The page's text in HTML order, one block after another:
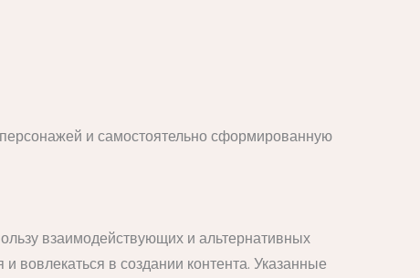
и самостоятельно сформированную
взаимодействующих и альтернативных
вовлекаться в создании контента. Указанные